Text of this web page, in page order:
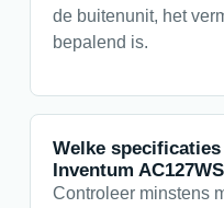
de buitenunit, het
bepalend is.
Welke
Inventum
Controleer minstens